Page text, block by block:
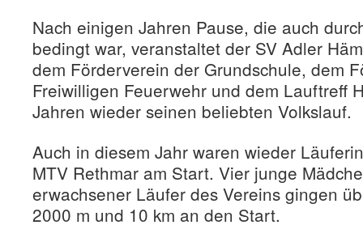
Nach einigen Jahren Pause, die auch
bedingt war, veranstaltet der SV Adler
dem Förderverein der Grundschule, dem
Freiwilligen Feuerwehr und dem Lauftreff
Jahren wieder seinen beliebten Volkslauf.
Auch in diesem Jahr waren wieder
MTV Rethmar am Start. Vier junge
erwachsener Läufer des Vereins gingen
2000 m und 10 km an den Start.